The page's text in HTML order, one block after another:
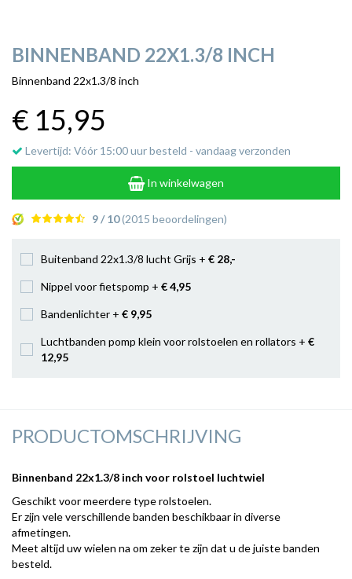
BINNENBAND 22X1.3/8 INCH
Binnenband 22x1.3/8 inch
€ 15,95
Levertijd: Vóór 15:00 uur besteld - vandaag verzonden
In winkelwagen
9 / 10(2015 beoordelingen)
Buitenband 22x1.3/8 lucht Grijs + € 28,-
Nippel voor fietspomp + € 4,95
Bandenlichter + € 9,95
Luchtbanden pomp klein voor rolstoelen en rollators + €
12,95
PRODUCTOMSCHRIJVING
Binnenband 22x1.3/8 inch voor rolstoel luchtwiel
Geschikt voor meerdere type rolstoelen.
Er zijn vele verschillende banden beschikbaar in diverse
afmetingen.
Meet altijd uw wielen na om zeker te zijn dat u de juiste banden
besteld.